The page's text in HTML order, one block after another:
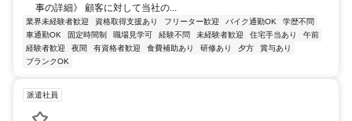
事の詳細》 顧客に対して当社の...
業界未経験者歓迎 資格取得支援あり フリーター歓迎 バイク通勤OK
学歴不問
車通勤OK
固定時間制 職場見学可 経験不問 未経験者歓迎 住宅手当あり
午前
経験者歓迎
夜間 有資格者歓迎 食費補助あり 研修あり 夕方
賞与あり
ブランクOK
派遣社員